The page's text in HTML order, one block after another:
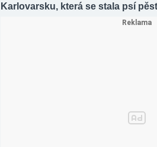
Karlovarsku, která se stala psí